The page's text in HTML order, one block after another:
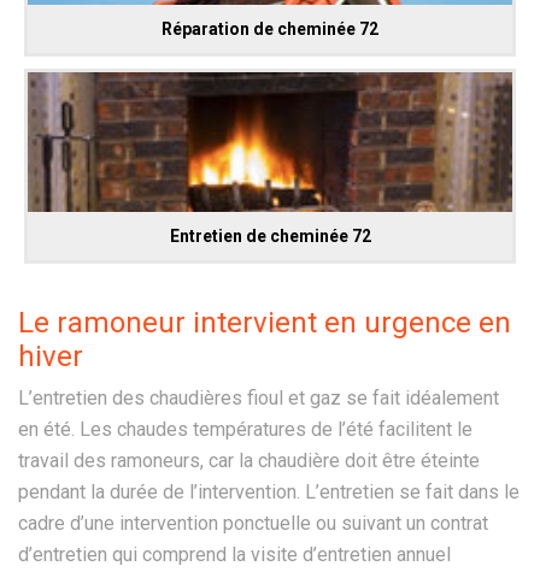
Réparation de cheminée 72
Entretien de cheminée 72
Le ramoneur intervient en urgence en
hiver
L’entretien des chaudières fioul et gaz se fait idéalement
en été. Les chaudes températures de l’été facilitent le
travail des ramoneurs, car la chaudière doit être éteinte
pendant la durée de l’intervention. L’entretien se fait dans le
cadre d’une intervention ponctuelle ou suivant un contrat
d’entretien qui comprend la visite d’entretien annuel